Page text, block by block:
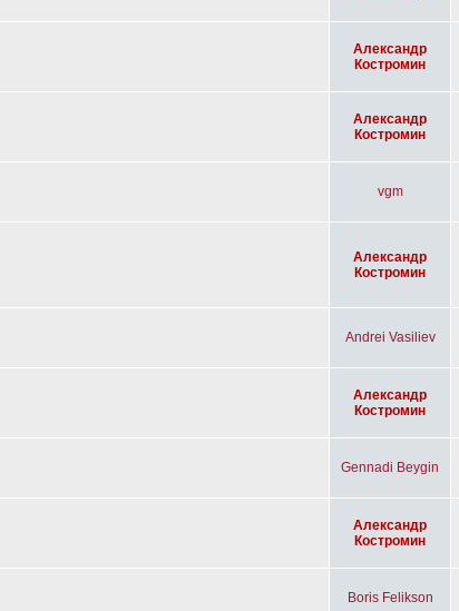
Александр
Костромин
Александр
Костромин
vgm
Александр
Костромин
Andrei Vasiliev
Александр
Костромин
Gennadi Beygin
Александр
Костромин
Boris Felikson